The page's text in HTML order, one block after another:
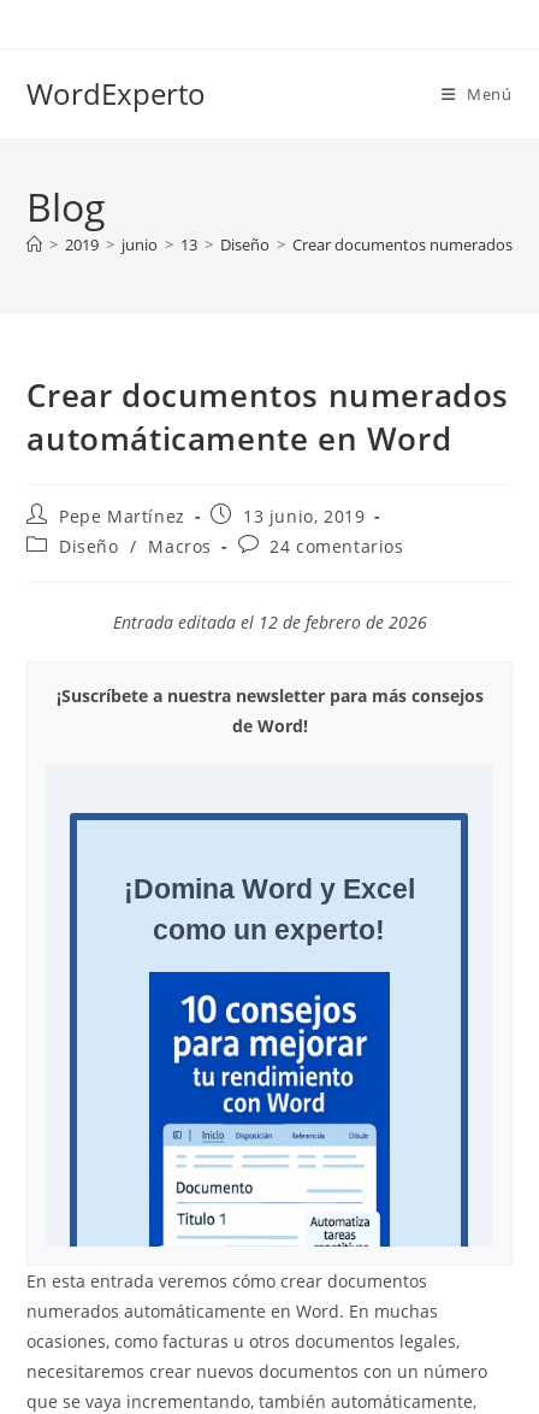
WordExperto Menú
Blog
> 2019 > junio > 13 > Diseño > Crear documentos numerados
Crear documentos numerados
automáticamente en Word
Autor
de
la
Pepe Martínez
Publicación
13 junio, 2019
Categoría
Diseño / Macros
Comentarios
entrada:
24 comentarios
Entrada editada el 12 de febrero de 2026
¡Suscríbete a nuestra newsletter para más consejos
de Word!
En esta entrada veremos cómo crear documentos
numerados automáticamente en Word. En muchas
ocasiones, como facturas u otros documentos legales,
necesitaremos crear nuevos documentos con un número
que se vaya incrementando, también automáticamente,